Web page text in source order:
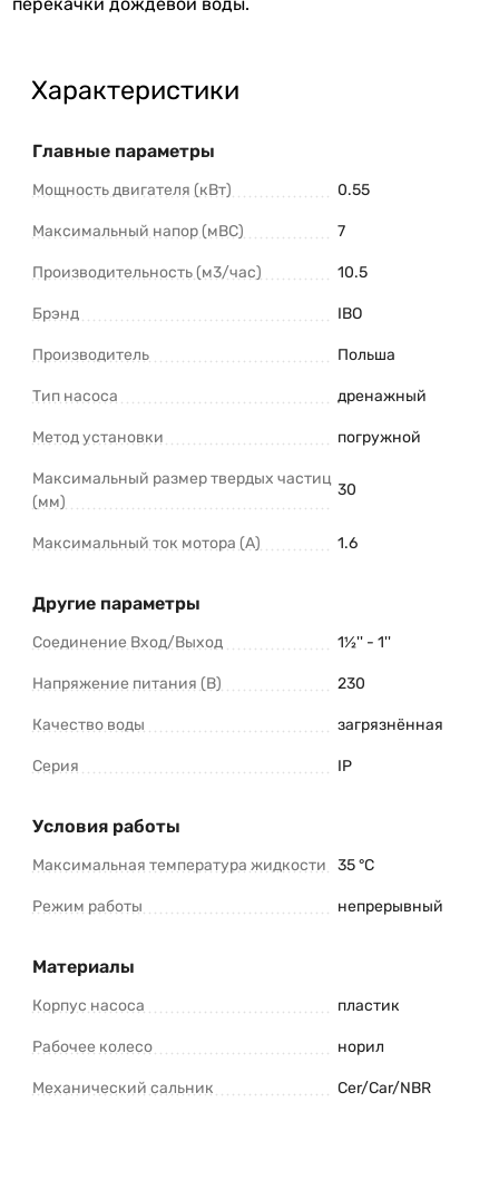
Характеристики
Главные параметры
Мощность двигателя (кВт) 0.55
Максимальный напор (мВС) 7
Производительность (м3/час) 10.5
Брэнд IBO
Производитель Польша
Тип насоса дренажный
Метод установки погружной
Максимальный размер твердых частиц
(мм)
30
Максимальный ток мотора (А) 1.6
Другие параметры
Соединение Вход/Выход 1½'' - 1''
Напряжение питания (В) 230
Качество воды загрязнённая
Серия IP
Условия работы
Максимальная температура жидкости 35 °C
Режим работы непрерывный
Материалы
Корпус насоса пластик
Рабочее колесо норил
Механический сальник Cer/Car/NBR